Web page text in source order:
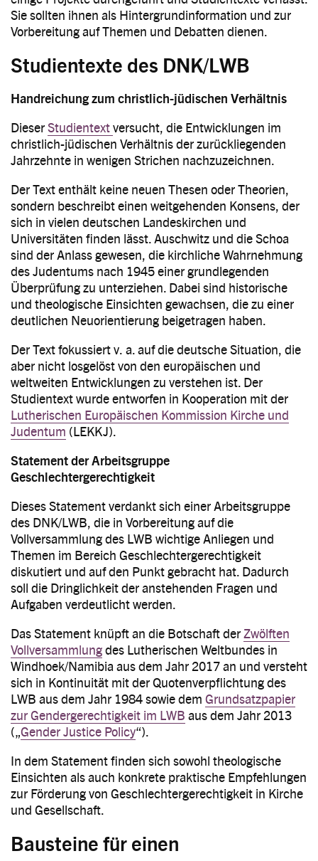
Sie sollten ihnen als Hintergrundinformation und zur
Vorbereitung auf Themen und Debatten dienen.
Studientexte des DNK/LWB
Handreichung zum christlich-jüdischen Verhältnis
DieserStudientextversucht, die Entwicklungen im
christlich-jüdischen Verhältnis der zurückliegenden
Jahrzehnte in wenigen Strichen nachzuzeichnen.
Der Text enthält keine neuen Thesen oder Theorien,
sondern beschreibt einen weitgehenden Konsens, der
sich in vielen deutschen Landeskirchen und
Universitäten finden lässt. Auschwitz und die Schoa
sind der Anlass gewesen, die kirchliche Wahrnehmung
des Judentums nach 1945 einer grundlegenden
Überprüfung zu unterziehen. Dabei sind historische
und theologische Einsichten gewachsen, die zu einer
deutlichen Neuorientierung beigetragen haben.
Der Text fokussiert v. a. auf die deutsche Situation, die
aber nicht losgelöst von den europäischen und
weltweiten Entwicklungen zu verstehen ist. Der
Studientext wurde entworfen in Kooperation mit der
Lutherischen Europäischen Kommission Kirche und
Judentum (LEKKJ).
Statement der Arbeitsgruppe
Geschlechtergerechtigkeit
Dieses Statement verdankt sich einer Arbeitsgruppe
des DNK/LWB, die in Vorbereitung auf die
Vollversammlung des LWB wichtige Anliegen und
Themen im Bereich Geschlechtergerechtigkeit
diskutiert und auf den Punkt gebracht hat. Dadurch
soll die Dringlichkeit der anstehenden Fragen und
Aufgaben verdeutlicht werden.
Das Statement knüpft an die Botschaft der Zwölften
Vollversammlungdes Lutherischen Weltbundes in
Windhoek/Namibia aus dem Jahr 2017 an und versteht
sich in Kontinuität mit der Quotenverpflichtung des
LWB aus dem Jahr 1984 sowie dem Grundsatzpapier
zur Gendergerechtigkeit im LWB aus dem Jahr 2013
(„ Gender Justice Policy“).
In dem Statement finden sich sowohl theologische
Einsichten als auch konkrete praktische Empfehlungen
zur Förderung von Geschlechtergerechtigkeit in Kirche
und Gesellschaft.
Bausteine für einen